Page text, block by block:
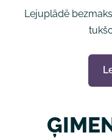
Lejuplādē